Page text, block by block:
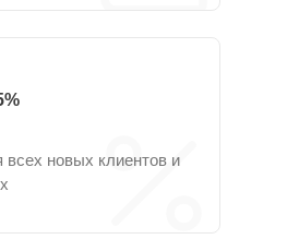
новых клиентов и